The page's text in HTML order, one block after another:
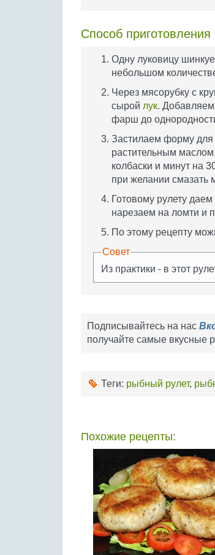
Способ приготовления
Одну луковицу
небольшом
Через мясорубку с
сырой лук. Добавляем
фарш до
Застилаем форму для
растительным
колбаски и минут на
при желании смазать
Готовому рулету
нарезаем на ломти и
По этому рецепту
Совет
Из практики - в этот
Подписывайтесь на нас
получайте самые вкусные
Теги: рыбный рулет,
Похожие рецепты: